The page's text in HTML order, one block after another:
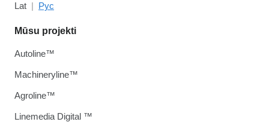
Lat Рус
Mūsu projekti
Autoline™
Machineryline™
Agroline™
Linemedia Digital ™